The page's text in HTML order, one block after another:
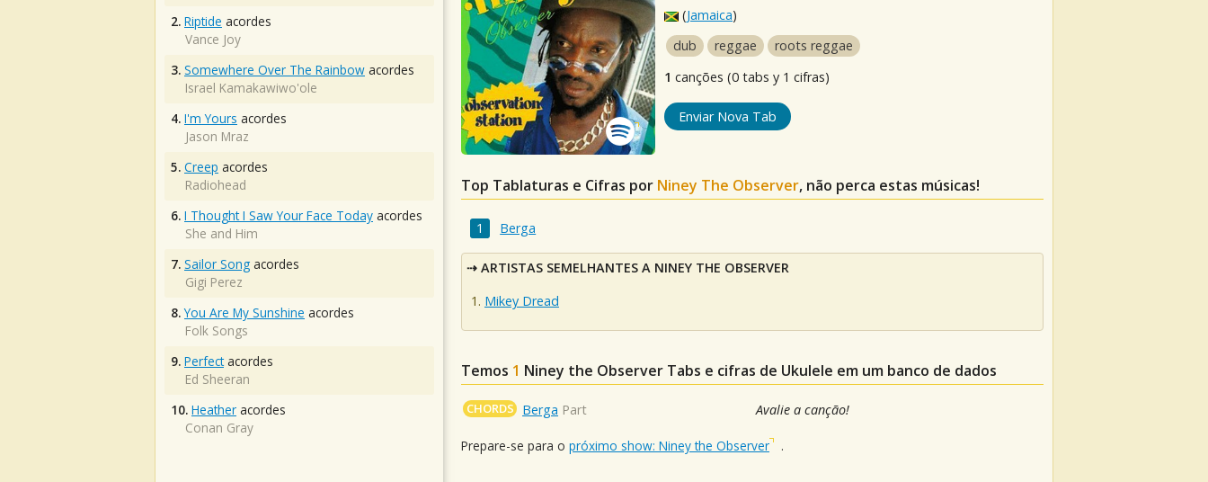
(Jamaica)
dub
reggae
roots reggae
1 canções (0 tabs y 1 cifras)
Enviar Nova Tab
Top Tablaturas e Cifras por Niney The Observer, não perca estas músicas!
Berga
ARTISTAS SEMELHANTES A NINEY THE OBSERVER
Mikey Dread
Temos 1 Niney the Observer Tabs e cifras de Ukulele em um banco de dados
CHORDS Berga Part Avalie a canção!
Prepare-se para o próximo show: Niney the Observer .
2. Riptide acordes
Vance Joy
3. Somewhere Over The Rainbow acordes
Israel Kamakawiwo'ole
4. I'm Yours acordes
Jason Mraz
5. Creep acordes
Radiohead
6. I Thought I Saw Your Face Today acordes
She and Him
7. Sailor Song acordes
Gigi Perez
8. You Are My Sunshine acordes
Folk Songs
9. Perfectacordes
Ed Sheeran
10. Heather acordes
Conan Gray